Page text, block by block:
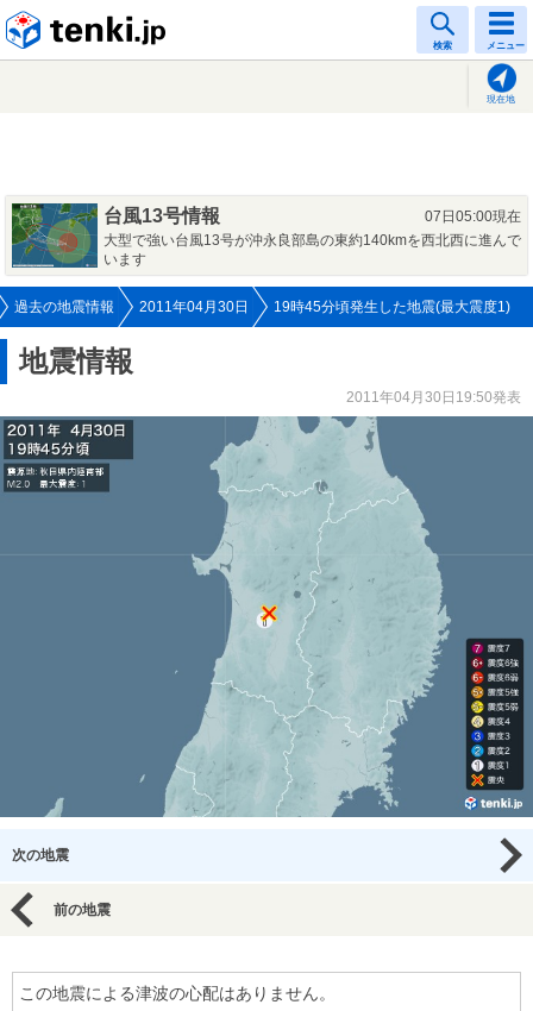
検索 メニュー
現在地
台風13号情報
07日05:00現在
大型で強い台風13号が沖永良部島の東約140kmを西北西に進んで
います
過去の地震情報 2011年04月30日 19時45分頃発生した地震(最大震度1)
地震情報
2011年04月30日19:50発表
次の地震
前の地震
この地震による津波の心配はありません。